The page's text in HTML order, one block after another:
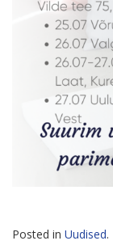
Posted in Uudised.